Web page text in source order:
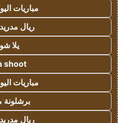
مباريات
ريال
يلا
shoot
مباريات
برشلونة
ريال